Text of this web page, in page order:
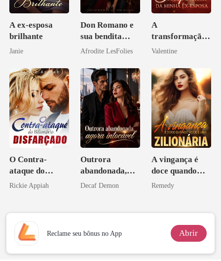
A ex-esposa
brilhante
Janie
Don Romano e
sua bendita
ruína
Afrodite LesFolies
A
transformação
inesperada da
esposa
Valentine
O Contra-
ataque do
Bilionário
Rickie Appiah
Outrora
abandonada,
agora intocável
Decaf Demon
A vingança é
doce quando
você é uma
Remedy
Reclame seu bônus no App Abrir